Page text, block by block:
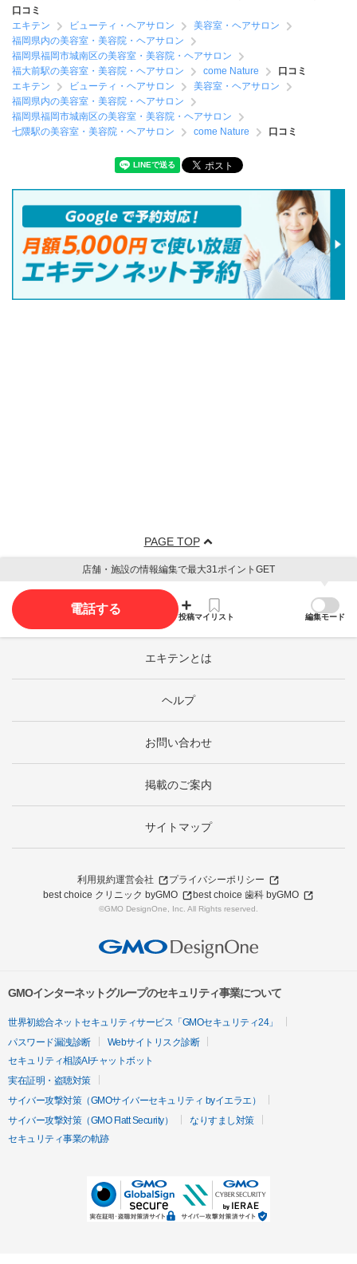
口コミ
エキテン
ビューティ・ヘアサロン
美容室・ヘアサロン
福岡県内の美容室・美容院・ヘアサロン
福岡県福岡市城南区の美容室・美容院・ヘアサロン
福大前駅の美容室・美容院・ヘアサロン
come Nature
口コミ
エキテン
ビューティ・ヘアサロン
美容室・ヘアサロン
福岡県内の美容室・美容院・ヘアサロン
福岡県福岡市城南区の美容室・美容院・ヘアサロン
七隈駅の美容室・美容院・ヘアサロン
come Nature 口コミ
PAGE TOP
店舗・施設の情報編集で最大31ポイントGET
電話する
投稿マイリスト 編集モード
エキテンとは
ヘルプ
お問い合わせ
掲載のご案内
サイトマップ
利用規約運営会社
プライバシーポリシー
best choice クリニック byGMO
best choice 歯科 byGMO
©GMO DesignOne, Inc. All Rights reserved.
GMOインターネットグループのセキュリティ事業について
世界初総合ネットセキュリティサービス「GMOセキュリティ24」
パスワード漏洩診断
Webサイトリスク診断
セキュリティ相談AIチャットボット
実在証明・盗聴対策
サイバー攻撃対策（GMOサイバーセキュリティ byイエラエ）
サイバー攻撃対策（GMO Flatt Security）
なりすまし対策
セキュリティ事業の軌跡